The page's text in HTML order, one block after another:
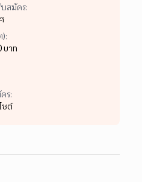
บสมัคร:
บาท
ร:
ซต์